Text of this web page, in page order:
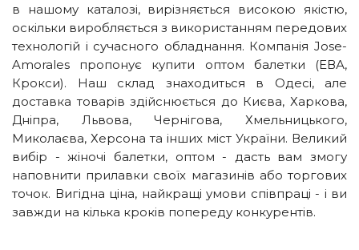
в нашому каталозі, вирізняється високою якістю,
оскільки виробляється з використанням передових
технологій і сучасного обладнання. Компанія Jose-
Amorales пропонує купити оптом балетки (ЕВА,
Крокси). Наш склад знаходиться в Одесі, але
доставка товарів здійснюється до Києва, Харкова,
Дніпра, Львова, Чернігова, Хмельницького,
Миколаєва, Херсона та інших міст України. Великий
вибір - жіночі балетки, оптом - дасть вам змогу
наповнити прилавки своїх магазинів або торгових
точок. Вигідна ціна, найкращі умови співпраці - і ви
завжди на кілька кроків попереду конкурентів.